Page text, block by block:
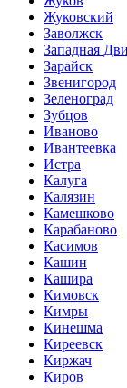
Жуковский
Заволжск
Западная
Зарайск
Звенигород
Зеленоград
Зубцов
Иваново
Ивантеевка
Истра
Калуга
Калязин
Камешково
Карабаново
Касимов
Кашин
Кашира
Кимовск
Кимры
Кинешма
Киреевск
Киржач
Киров